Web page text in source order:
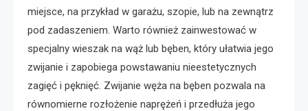
miejsce, na przykład w garażu, szopie, lub na zewnątrz
pod zadaszeniem. Warto również zainwestować w
specjalny wieszak na wąż lub bęben, który ułatwia jego
zwijanie i zapobiega powstawaniu nieestetycznych
zagięć i pęknięć. Zwijanie węża na bęben pozwala na
równomierne rozłożenie naprężeń i przedłuża jego